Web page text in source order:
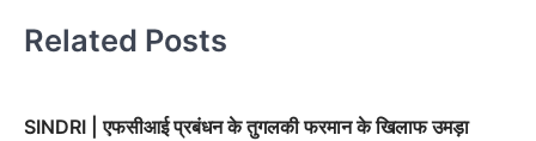
Related Posts
SINDRI | एफसीआई प्रबंधन के तुगलकी फरमान के खिलाफ उमड़ा